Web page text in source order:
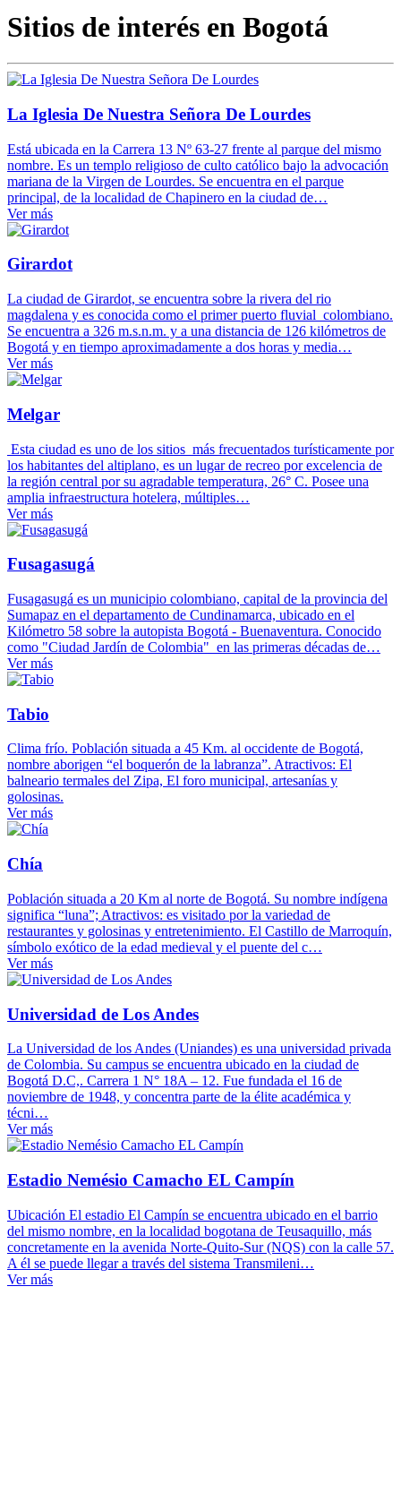
Sitios de interés en Bogotá
La Iglesia De Nuestra Señora De Lourdes
Está ubicada en la Carrera 13 Nº 63-27 frente al parque del mismo
nombre. Es un templo religioso de culto católico bajo la advocación
mariana de la Virgen de Lourdes. Se encuentra en el parque
principal, de la localidad de Chapinero en la ciudad de…
Ver más
Girardot
La ciudad de Girardot, se encuentra sobre la rivera del rio
magdalena y es conocida como el primer puerto fluvial colombiano.
Se encuentra a 326 m.s.n.m. y a una distancia de 126 kilómetros de
Bogotá y en tiempo aproximadamente a dos horas y media…
Ver más
Melgar
Esta ciudad es uno de los sitios más frecuentados turísticamente por
los habitantes del altiplano, es un lugar de recreo por excelencia de
la región central por su agradable temperatura, 26° C. Posee una
amplia infraestructura hotelera, múltiples…
Ver más
Fusagasugá
Fusagasugá es un municipio colombiano, capital de la provincia del
Sumapaz en el departamento de Cundinamarca, ubicado en el
Kilómetro 58 sobre la autopista Bogotá - Buenaventura. Conocido
como "Ciudad Jardín de Colombia" en las primeras décadas de…
Ver más
Tabio
Clima frío. Población situada a 45 Km. al occidente de Bogotá,
nombre aborigen “el boquerón de la labranza”. Atractivos: El
balneario termales del Zipa, El foro municipal, artesanías y
golosinas.
Ver más
Chía
Población situada a 20 Km al norte de Bogotá. Su nombre indígena
significa “luna”; Atractivos: es visitado por la variedad de
restaurantes y golosinas y entretenimiento. El Castillo de Marroquín,
símbolo exótico de la edad medieval y el puente del c…
Ver más
Universidad de Los Andes
La Universidad de los Andes (Uniandes) es una universidad privada
de Colombia. Su campus se encuentra ubicado en la ciudad de
Bogotá D.C,. Carrera 1 N° 18A – 12. Fue fundada el 16 de
noviembre de 1948, y concentra parte de la élite académica y
técni…
Ver más
Estadio Nemésio Camacho EL Campín
Ubicación El estadio El Campín se encuentra ubicado en el barrio
del mismo nombre, en la localidad bogotana de Teusaquillo, más
concretamente en la avenida Norte-Quito-Sur (NQS) con la calle 57.
A él se puede llegar a través del sistema Transmileni…
Ver más